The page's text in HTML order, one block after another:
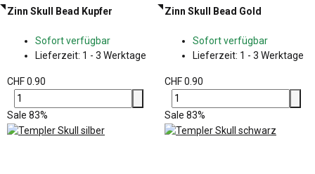
Zinn Skull Bead Kupfer
Sofort verfügbar
Lieferzeit: 1 - 3 Werktage
CHF 0.90
Zinn Skull Bead Gold
Sofort verfügbar
Lieferzeit: 1 - 3 Werktage
CHF 0.90
Sale 83% Sale 83%